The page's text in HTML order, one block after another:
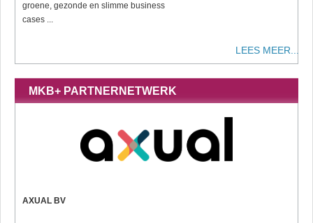
groene, gezonde en slimme business
cases ...
LEES MEER...
MKB+ PARTNERNETWERK
AXUAL BV